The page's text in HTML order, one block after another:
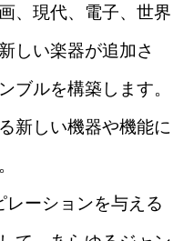
、現代、電子、世界
しい楽器が追加さ
ブルを構築します。
新しい機器や機能に
ーションを与える